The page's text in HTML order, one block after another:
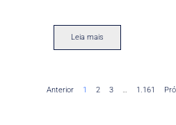
Leia mais
Anterior 1 2 3 … 1.161